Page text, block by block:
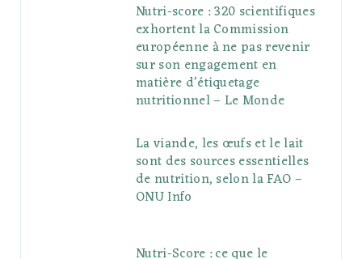
Nutri-score : 320 scientifiques
exhortent la Commission
européenne à ne pas revenir
sur son engagement en
matière d’étiquetage
nutritionnel – Le Monde
La viande, les œufs et le lait
sont des sources essentielles
de nutrition, selon la FAO –
ONU Info